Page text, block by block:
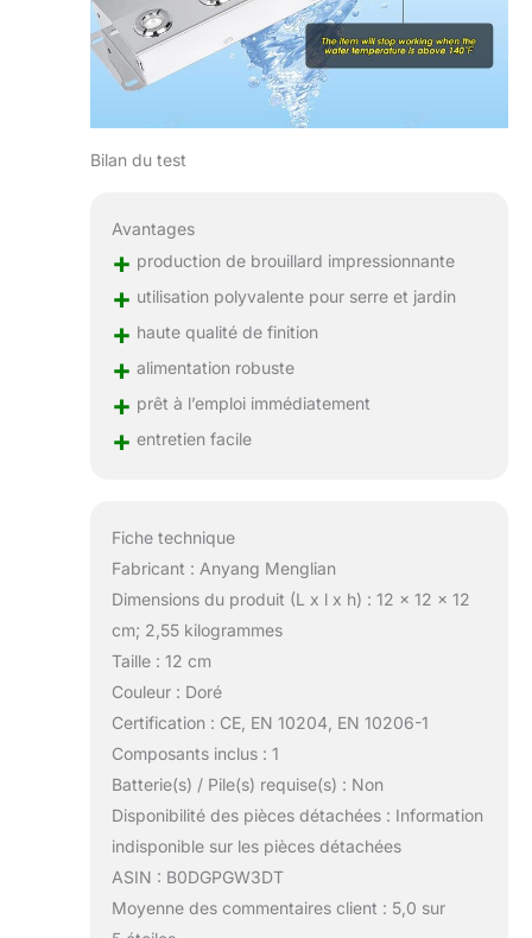
Bilan du test
Avantages
+ production de brouillard impressionnante
+ utilisation polyvalente pour serre et jardin
+ haute qualité de finition
+ alimentation robuste
+ prêt à l’emploi immédiatement
+ entretien facile
Fiche technique
Fabricant : Anyang Menglian
Dimensions du produit (L x l x h) : 12 x 12 x 12
cm; 2,55 kilogrammes
Taille : 12 cm
Couleur : Doré
Certification : CE, EN 10204, EN 10206-1
Composants inclus : 1
Batterie(s) / Pile(s) requise(s) : Non
Disponibilité des pièces détachées : Information
indisponible sur les pièces détachées
ASIN : B0DGPGW3DT
Moyenne des commentaires client : 5,0 sur